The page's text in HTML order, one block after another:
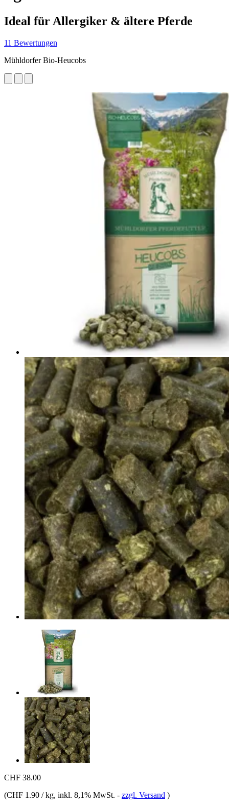
Ideal für Allergiker & ältere Pferde
11 Bewertungen
Mühldorfer Bio-Heucobs
CHF 38.00
(CHF 1.90 / kg, inkl. 8,1% MwSt. - zzgl. Versand )